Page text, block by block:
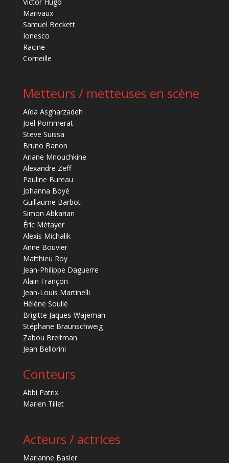
Marivaux
Samuel Beckett
Ionesco
Racine
Corneille
Metteurs / metteuses en scène
Aïda Asgharzadeh
Joël Pommerat
Steve Suissa
Bruno Banon
Ariane Mnouchkine
Alexandre Zeff
Pauline Bureau
Johanna Boyé
Guillaume Barbot
Simon Abkarian
Éric Métayer
Alexis Michalik
Anne Bouvier
Matthieu Roy
Jean-Philippe Daguerre
Alain Françon
Jean-Louis Martinelli
Hélène Soulié
Brigitte Jaques-Wajeman
Stéphane Braunschweig
Zabou Breitman
Jean Bellorini
Conteurs
Abbi Patrix
Marien Tillet
Acteurs / actrices
Marianne Basler